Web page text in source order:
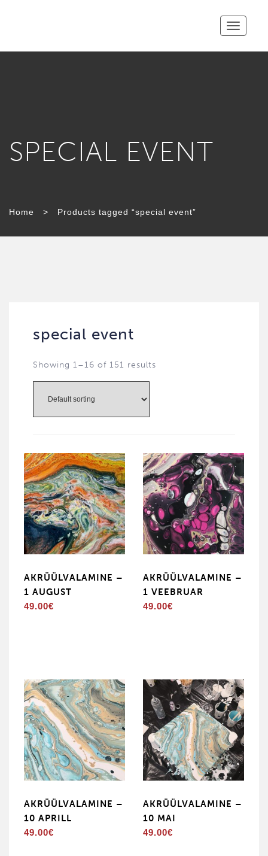
Toggle
SPECIAL EVENT
Home > Products tagged “special event”
special event
Showing 1–16 of 151 results
AKRÜÜLVALAMINE –
1 AUGUST
49.00€
AKRÜÜLVALAMINE –
1 VEEBRUAR
49.00€
AKRÜÜLVALAMINE –
10 APRILL
49.00€
AKRÜÜLVALAMINE –
10 MAI
49.00€